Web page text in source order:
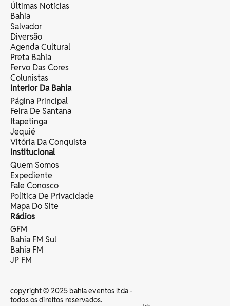
Últimas Notícias
Bahia
Salvador
Diversão
Agenda Cultural
Preta Bahia
Fervo Das Cores
Colunistas
Interior Da Bahia
Página Principal
Feira De Santana
Itapetinga
Jequié
Vitória Da Conquista
Institucional
Quem Somos
Expediente
Fale Conosco
Política De Privacidade
Mapa Do Site
Rádios
GFM
Bahia FM Sul
Bahia FM
JP FM
copyright © 2025 bahia eventos ltda -
todos os direitos reservados.